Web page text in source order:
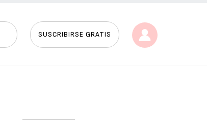
SUSCRIBIRSE GRATIS